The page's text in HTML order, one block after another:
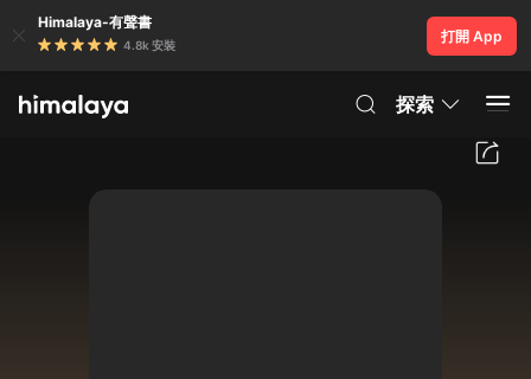
Himalaya-有聲書
4.8k 安裝
打開 App
探索